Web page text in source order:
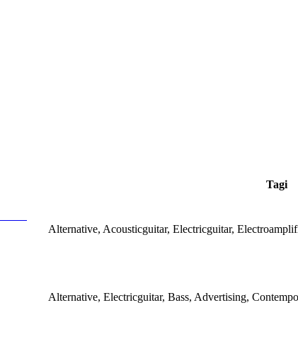
Tagi
Alternative, Acousticguitar, Electricguitar,
Alternative, Electricguitar, Bass, Advertising,